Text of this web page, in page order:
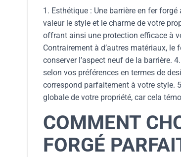
1. Esthétique : Une barrière en fer
valeur le style et le charme de votre
offrant ainsi une protection efficace à
Contrairement à d’autres matériaux,
conserver l’aspect neuf de la barrière.
selon vos préférences en termes de
correspond parfaitement à votre style.
globale de votre propriété, car cela
COMMENT
FORGÉ